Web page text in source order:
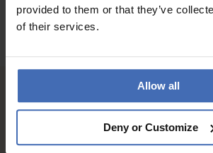
provided to them or that they’ve
of their services.
Allow all
Deny or Customize